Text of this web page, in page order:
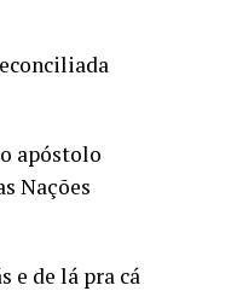
apóstolo
Nações
e de lá pra cá